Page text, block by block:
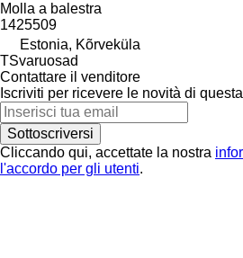
Molla a balestra
1425509
Estonia, Kõrveküla
TSvaruosad
Contattare il venditore
Iscriviti per ricevere le novità di
Sottoscriversi
Cliccando qui, accettate la nostra
l'accordo per gli utenti.